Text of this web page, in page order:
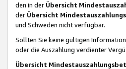
den in der Übersicht
der Übersicht
und Schweden nicht verfügbar.
Sollten Sie keine gültigen
oder die Auszahlung verdienter
Übersicht